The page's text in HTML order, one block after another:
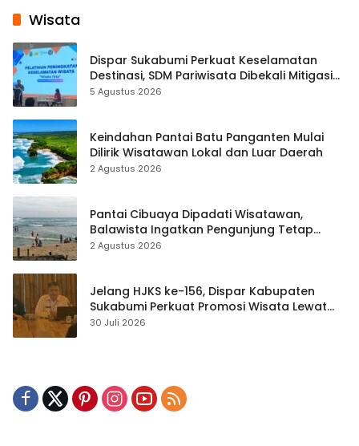
Wisata
Dispar Sukabumi Perkuat Keselamatan
Destinasi, SDM Pariwisata Dibekali Mitigasi
hingga Teknik Evakuasi
5 Agustus 2026
Keindahan Pantai Batu Panganten Mulai
Dilirik Wisatawan Lokal dan Luar Daerah
2 Agustus 2026
Pantai Cibuaya Dipadati Wisatawan,
Balawista Ingatkan Pengunjung Tetap
Waspada
2 Agustus 2026
Jelang HJKS ke-156, Dispar Kabupaten
Sukabumi Perkuat Promosi Wisata Lewat
Publikasi Digital
30 Juli 2026